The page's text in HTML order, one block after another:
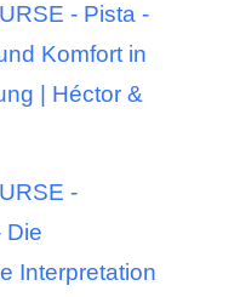
- Pista -
Komfort in
| Héctor &
-
Die
Interpretation